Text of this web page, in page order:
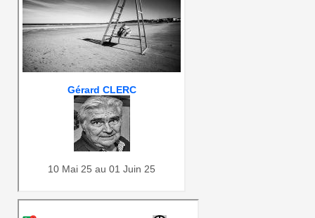
Gérard CLERC
10 Mai 25 au 01 Juin 25